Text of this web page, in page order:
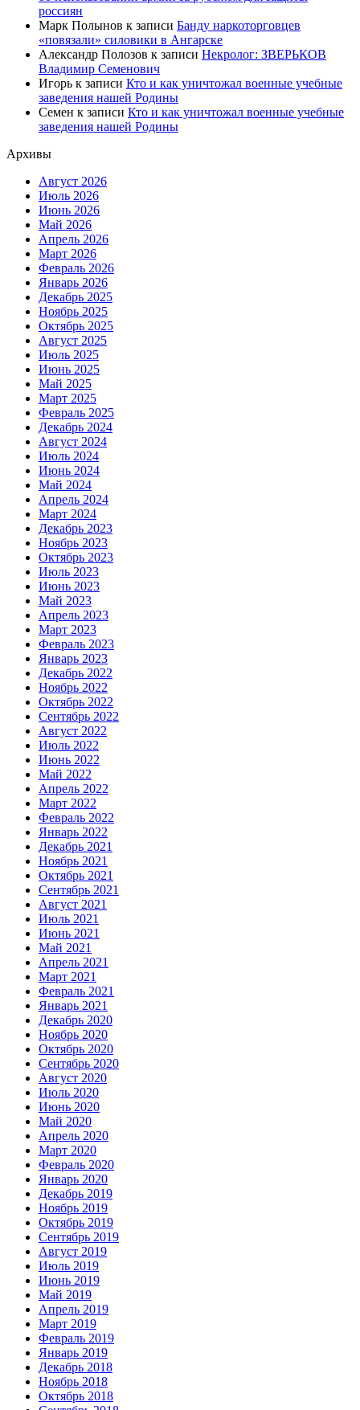
россиян
Марк Полынов к записи Банду наркоторговцев
«повязали» силовики в Ангарске
Александр Полозов к записи Некролог: ЗВЕРЬКОВ
Владимир Семенович
Игорь к записи Кто и как уничтожал военные учебные
заведения нашей Родины
Семен к записи Кто и как уничтожал военные учебные
заведения нашей Родины
Архивы
Август 2026
Июль 2026
Июнь 2026
Май 2026
Апрель 2026
Март 2026
Февраль 2026
Январь 2026
Декабрь 2025
Ноябрь 2025
Октябрь 2025
Август 2025
Июль 2025
Июнь 2025
Май 2025
Март 2025
Февраль 2025
Декабрь 2024
Август 2024
Июль 2024
Июнь 2024
Май 2024
Апрель 2024
Март 2024
Декабрь 2023
Ноябрь 2023
Октябрь 2023
Июль 2023
Июнь 2023
Май 2023
Апрель 2023
Март 2023
Февраль 2023
Январь 2023
Декабрь 2022
Ноябрь 2022
Октябрь 2022
Сентябрь 2022
Август 2022
Июль 2022
Июнь 2022
Май 2022
Апрель 2022
Март 2022
Февраль 2022
Январь 2022
Декабрь 2021
Ноябрь 2021
Октябрь 2021
Сентябрь 2021
Август 2021
Июль 2021
Июнь 2021
Май 2021
Апрель 2021
Март 2021
Февраль 2021
Январь 2021
Декабрь 2020
Ноябрь 2020
Октябрь 2020
Сентябрь 2020
Август 2020
Июль 2020
Июнь 2020
Май 2020
Апрель 2020
Март 2020
Февраль 2020
Январь 2020
Декабрь 2019
Ноябрь 2019
Октябрь 2019
Сентябрь 2019
Август 2019
Июль 2019
Июнь 2019
Май 2019
Апрель 2019
Март 2019
Февраль 2019
Январь 2019
Декабрь 2018
Ноябрь 2018
Октябрь 2018